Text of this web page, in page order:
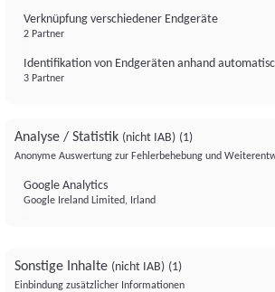
Verknüpfung verschiedener Endgeräte
2 Partner
Identifikation von Endgeräten anhand
3 Partner
Analyse / Statistik (nicht IAB) (1)
Anonyme Auswertung zur Fehlerbehebung und
Google Analytics
Google Ireland Limited, Irland
Sonstige Inhalte (nicht IAB) (1)
Einbindung zusätzlicher Informationen